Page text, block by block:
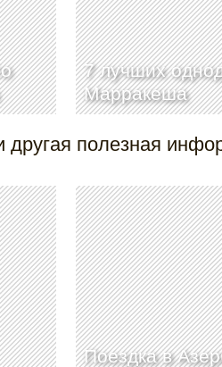
7 лучших
Марракеша
полезная
Поездка в